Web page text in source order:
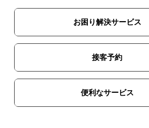
お困り解決サービス
接客予約
便利なサービス